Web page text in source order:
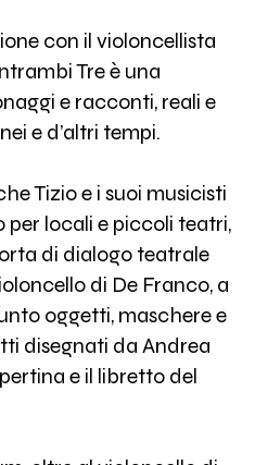
con il violoncellista
Tre è una
e racconti, reali e
e d’altri tempi.
Tizio e i suoi musicisti
locali e piccoli teatri,
di dialogo teatrale
di De Franco, a
oggetti, maschere e
disegnati da Andrea
e il libretto del